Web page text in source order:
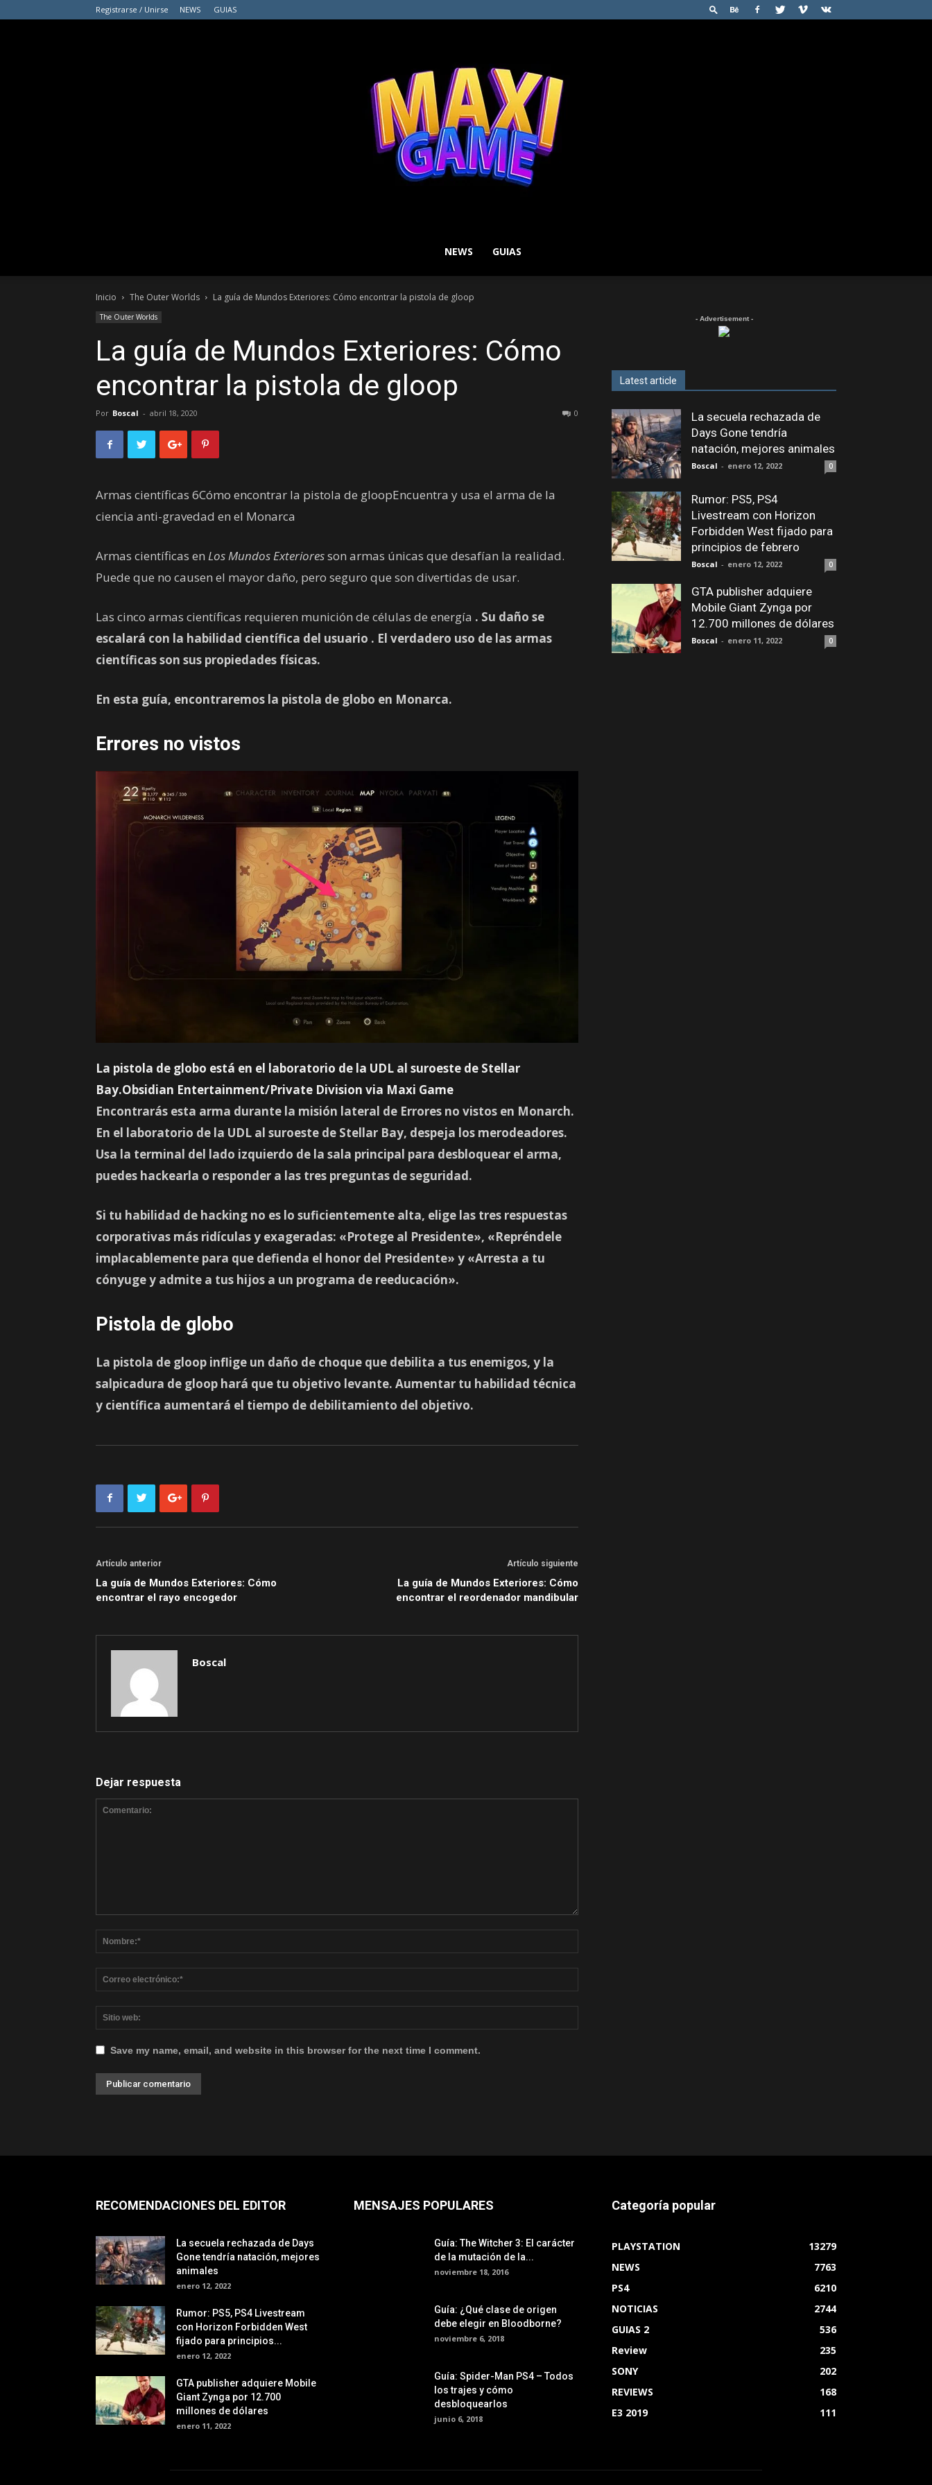
Registrarse / Unirse NEWS GUIAS
GAME
NEWS GUIAS
Inicio The Outer Worlds La guía de Mundos Exteriores: Cómo encontrar la pistola de gloop
The Outer Worlds
La guía de Mundos Exteriores: Cómo
encontrar la pistola de gloop
Por Boscal - abril 18, 2020 0
Armas científicas 6Cómo encontrar la pistola de gloopEncuentra y usa el arma de la
ciencia anti-gravedad en el Monarca
Armas científicas en Los Mundos Exterioresson armas únicas que desafían la realidad.
Puede que no causen el mayor daño, pero seguro que son divertidas de usar.
Las cinco armas científicas requieren munición de células de energía . Su daño se
escalará con la habilidad científica del usuario . El verdadero uso de las armas
científicas son sus propiedades físicas.
En esta guía, encontraremos la pistola de globo en Monarca.
Errores no vistos
La pistola de globo está en el laboratorio de la UDL al suroeste de Stellar
Bay.Obsidian Entertainment/Private Division via Maxi Game
Encontrarás esta arma durante la misión lateral de Errores no vistos en Monarch.
En el laboratorio de la UDL al suroeste de Stellar Bay, despeja los merodeadores.
Usa la terminal del lado izquierdo de la sala principal para desbloquear el arma,
puedes hackearla o responder a las tres preguntas de seguridad.
Si tu habilidad de hacking no es lo suficientemente alta, elige las tres respuestas
corporativas más ridículas y exageradas: «Protege al Presidente», «Repréndele
implacablemente para que defienda el honor del Presidente» y «Arresta a tu
cónyuge y admite a tus hijos a un programa de reeducación».
Pistola de globo
La pistola de gloop inflige un daño de choque que debilita a tus enemigos, y la
salpicadura de gloop hará que tu objetivo levante. Aumentar tu habilidad técnica
y científica aumentará el tiempo de debilitamiento del objetivo.
Artículo anterior
La guía de Mundos Exteriores: Cómo
encontrar el rayo encogedor
Artículo siguiente
La guía de Mundos Exteriores: Cómo
encontrar el reordenador mandibular
Boscal
Dejar respuesta
Save my name, email, and website in this browser for the next time I comment.
- Advertisement -
Latest article
La secuela rechazada de
Days Gone tendría
natación, mejores animales
Boscal - enero 12, 2022 0
Rumor: PS5, PS4
Livestream con Horizon
Forbidden West fijado para
principios de febrero
Boscal - enero 12, 2022 0
GTA publisher adquiere
Mobile Giant Zynga por
12.700 millones de dólares
Boscal - enero 11, 2022 0
RECOMENDACIONES DEL EDITOR
La secuela rechazada de Days
Gone tendría natación, mejores
animales
enero 12, 2022
Rumor: PS5, PS4 Livestream
con Horizon Forbidden West
fijado para principios...
enero 12, 2022
GTA publisher adquiere Mobile
Giant Zynga por 12.700
millones de dólares
enero 11, 2022
MENSAJES POPULARES
Guía: The Witcher 3: El carácter
de la mutación de la...
noviembre 18, 2016
Guía: ¿Qué clase de origen
debe elegir en Bloodborne?
noviembre 6, 2018
Guía: Spider-Man PS4 – Todos
los trajes y cómo
desbloquearlos
junio 6, 2018
Categoría popular
PLAYSTATION
13279
NEWS
7763
PS4
6210
NOTICIAS
2744
GUIAS 2
536
Review
235
SONY
202
REVIEWS
168
E3 2019
111